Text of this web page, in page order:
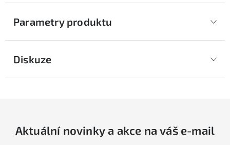
Parametry produktu
Diskuze
Aktuální novinky a akce na váš e-mail